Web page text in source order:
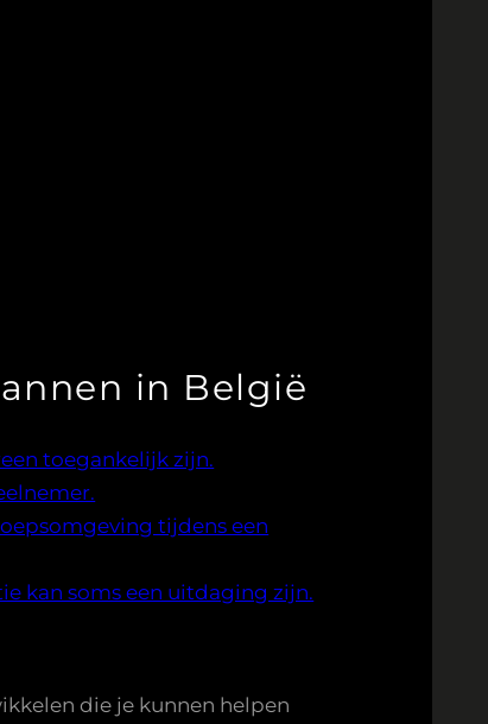
in België
toegankelijk zijn.
tijdens een
kan soms een uitdaging zijn.
die je kunnen helpen